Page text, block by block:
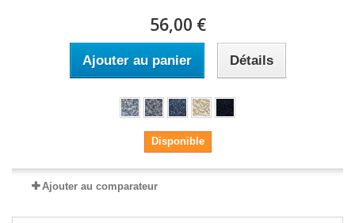
56,00 €
Ajouter au panier Détails
Disponible
Ajouter au comparateur